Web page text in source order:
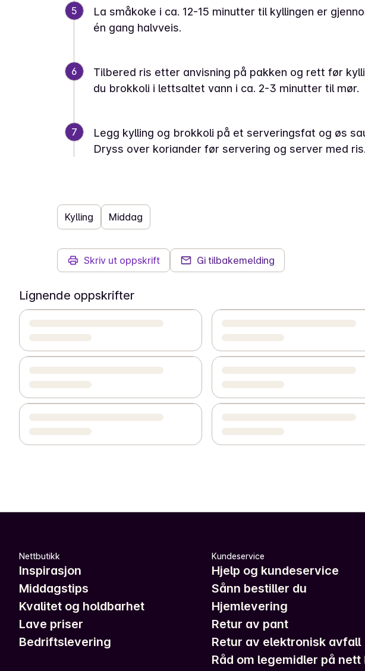
5
La småkoke i ca. 12-15 minutter til kyllingen er
én gang halvveis.
6
Tilbered ris etter anvisning på pakken og rett før
du brokkoli i lettsaltet vann i ca. 2-3 minutter til mør.
7
Legg kylling og brokkoli på et serveringsfat og øs
Dryss over koriander før servering og server med ris.
Kylling Middag
Skriv ut oppskrift Gi tilbakemelding
Lignende oppskrifter
Nettbutikk
Inspirasjon
Middagstips
Kvalitet og holdbarhet
Lave priser
Bedriftslevering
Kundeservice
Hjelp og kundeservice
Sånn bestiller du
Hjemlevering
Retur av pant
Retur av elektronisk avfall
Råd om legemidler på nett